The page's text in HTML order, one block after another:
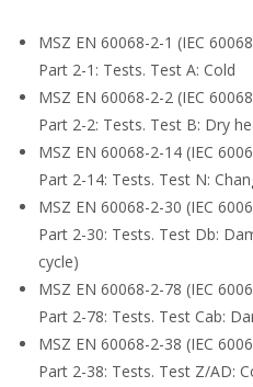
MSZ EN 60068-2-1 (IEC
Part 2-1: Tests. Test A: Cold
MSZ EN 60068-2-2 (IEC
Part 2-2: Tests. Test B: Dry
MSZ EN 60068-2-14 (IEC
Part 2-14: Tests. Test N:
MSZ EN 60068-2-30 (IEC
Part 2-30: Tests. Test Db:
cycle)
MSZ EN 60068-2-78 (IEC
Part 2-78: Tests. Test Cab:
MSZ EN 60068-2-38 (IEC
Part 2-38: Tests. Test Z/AD: